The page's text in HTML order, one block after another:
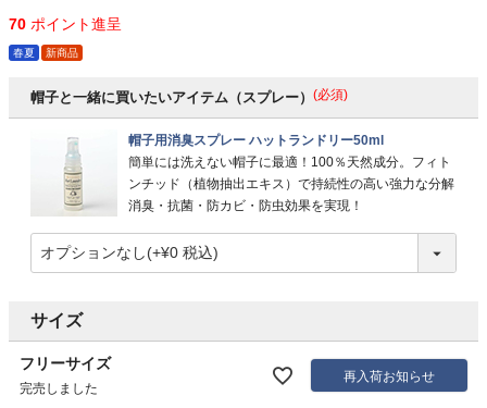
70 ポイント進呈
春夏 新商品
帽子と一緒に買いたいアイテム（スプレー） (必須)
帽子用消臭スプレー ハットランドリー50ml
簡単には洗えない帽子に最適！100％天然成分。フィト
ンチッド（植物抽出エキス）で持続性の高い強力な分解
消臭・抗菌・防カビ・防虫効果を実現！
サイズ
フリーサイズ
完売しました
再入荷お知らせ